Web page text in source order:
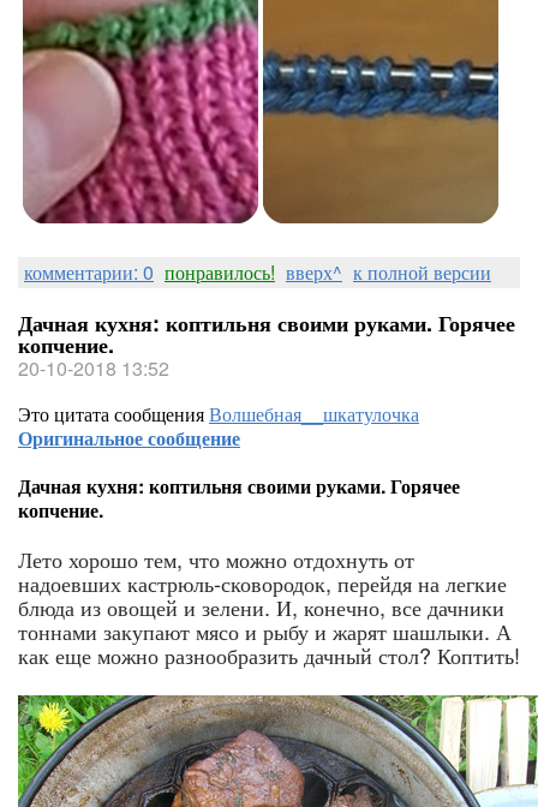
комментарии: 0 понравилось! вверх^ к полной версии
Дачная кухня: коптильня своими руками. Горячее
копчение.
20-10-2018 13:52
Это цитата сообщенияВолшебная__шкатулочка
Оригинальное сообщение
Дачная кухня: коптильня своими руками. Горячее
копчение.
Лето хорошо тем, что можно отдохнуть от
надоевших кастрюль-сковородок, перейдя на легкие
блюда из овощей и зелени. И, конечно, все дачники
тоннами закупают мясо и рыбу и жарят шашлыки. А
как еще можно разнообразить дачный стол? Коптить!